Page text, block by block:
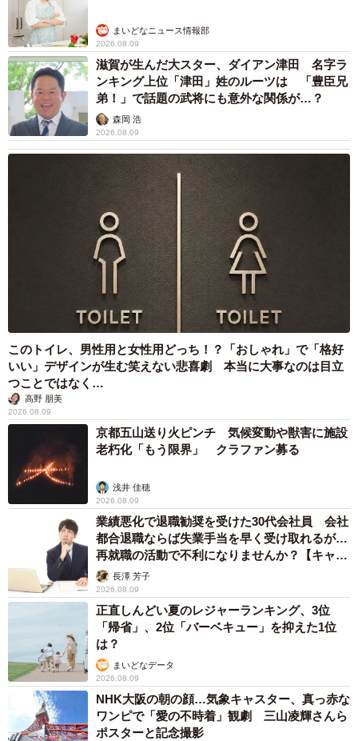
まいどなニュース情報部
2026.08.09
滋賀が生んだ大スター、ダイアン津田 名字ラ
ンキング上位「津田」姓のルーツは 「豊臣兄
弟！」で話題の武将にも意外な関係が…？
森岡 浩
2026.08.09
このトイレ、男性用と女性用どっち！？「おしゃれ」で「格好
いい」デザインが生む笑えない悲喜劇 本当に大事なのは目立
つことではなく…
高野 朋美
2026.08.09
京都五山送り火ピンチ 気候変動や獣害に施設
老朽化「もう限界」 クラファン募る
浅井 佳穂
2026.08.09
業績悪化で退職勧奨を受けた30代会社員 会社
都合退職ならば失業手当を早く受け取れるが…
再就職の活動で不利になりませんか？【キャリ
アカウンセラーが解説】
長澤 芳子
2026.08.09
正直しんどい夏のレジャーランキング、3位
「帰省」、2位「バーベキュー」を抑えた1位
は？
まいどなデータ
2026.08.09
NHK大阪の朝の顔…気象キャスター、真っ赤な
ワンピで「愛の不時着」観劇 三山凌輝さんら
ポスターと記念撮影